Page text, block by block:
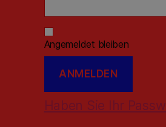
Angemeldet bleiben
Haben Sie Ihr